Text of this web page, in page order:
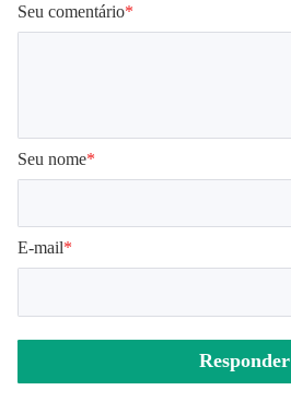
Seu comentário*
Seu nome*
E-mail*
Responder